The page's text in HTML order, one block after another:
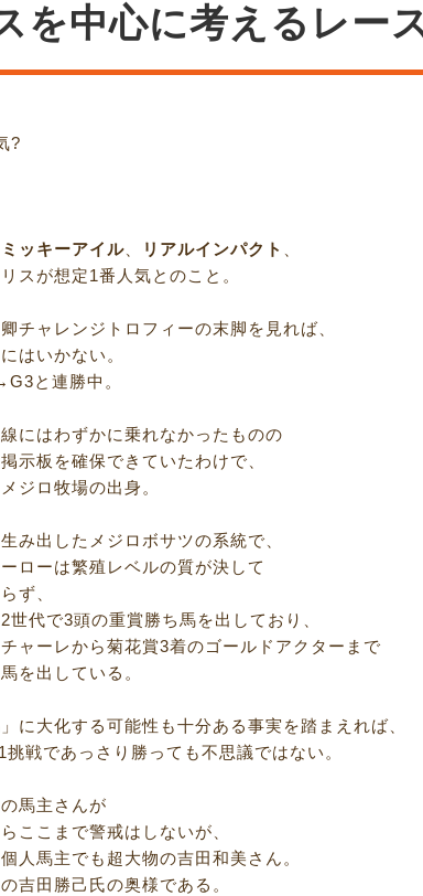
を中心に考えるレー
?
ミッキーアイル、 リアルインパクト 、
スが想定1番人気とのこと。
チャレンジトロフィーの末脚を見れば、
はいかない。
と連勝中。
にはわずかに乗れなかったものの
示板を確保できていたわけで、
ジロ牧場の出身。
み出したメジロボサツの系統で、
ローは繁殖レベルの質が決して
ず、
世代で3頭の重賞勝ち馬を出しており、
ャーレから菊花賞3着のゴールドアクターまで
を出している。
に大化する可能性も十分ある事実を踏まえれば、
戦であっさり勝っても不思議ではない。
馬主さんが
ここまで警戒はしないが、
人馬主でも超大物の吉田和美さん。
吉田勝己氏の奥様である。